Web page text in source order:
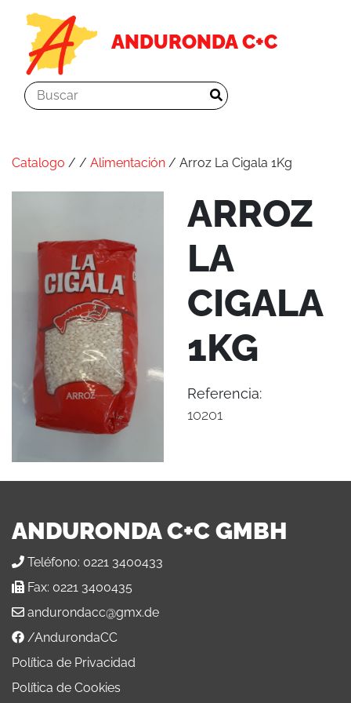
ANDURONDA C+C
Catalogo / / Alimentación / Arroz La Cigala 1Kg
ARROZ
LA
CIGALA
1KG
Referencia:
10201
ANDURONDA C+C GMBH
Teléfono: 0221 3400433
Fax: 0221 3400435
andurondacc@gmx.de
/AndurondaCC
Política de Privacidad
Política de Cookies